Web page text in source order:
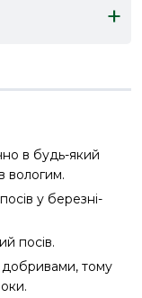
+
в будь-який
вологим.
у березні-
посів.
добривами, тому